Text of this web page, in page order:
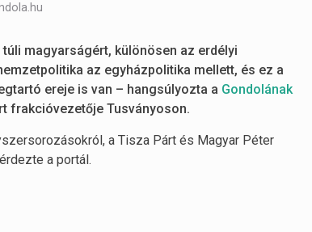
magyarságért, különösen az erdélyi
az egyházpolitika mellett, és ez a
ereje is van – hangsúlyozta a Gondolának
frakcióvezetője Tusványoson.
a Tisza Párt és Magyar Péter
a portál.